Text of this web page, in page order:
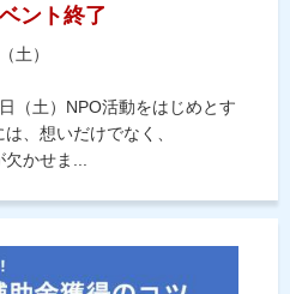
ント終了
土）
（土）NPO活動をはじめとす
、想いだけでなく、
欠かせま...